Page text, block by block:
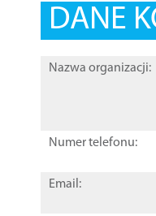
DANE
Nazwa organizacji:
Numer telefonu:
Email: